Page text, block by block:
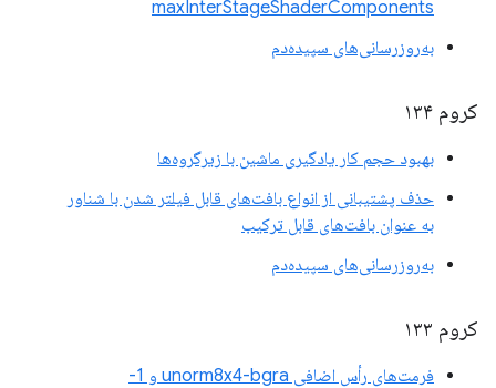
maxInterStageShaderComponents
به‌روزرسانی‌های سپیده‌دم
کروم ۱۳۴
بهبود حجم کار یادگیری ماشین با زیرگروه‌ها
حذف پشتیبانی از انواع بافت‌های قابل فیلتر شدن با شناور
به عنوان بافت‌های قابل ترکیب
به‌روزرسانی‌های سپیده‌دم
کروم ۱۳۳
فرمت‌های رأس اضافی unorm8x4-bgra و 1-